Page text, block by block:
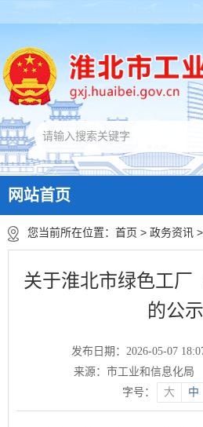
网站首页
您当前所在位置： 首页 > 政务资讯 >
关于淮北市绿色工厂
的公示
发布日期：2026-05-07
来源：市工业和信息化局
字号：
大 中